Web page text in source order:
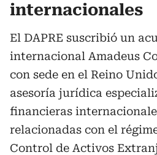
internacionales
El DAPRE suscribió un
internacional Amadeus
con sede en el Reino
asesoría jurídica
financieras
relacionadas con el
Control de Activos